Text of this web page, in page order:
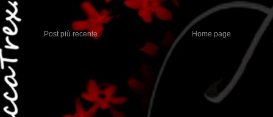
Post più recente Home page